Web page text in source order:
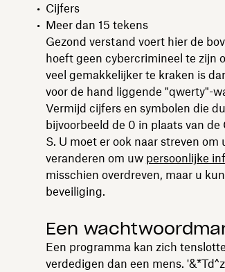
Cijfers
Meer dan 15 tekens
Gezond verstand voert hier de
hoeft geen cybercrimineel te zijn
veel gemakkelijker te kraken is
voor de hand liggende "qwerty"-
Vermijd cijfers en symbolen die
bijvoorbeeld de 0 in plaats van de
S. U moet er ook naar streven
veranderen om uw persoonlijke
misschien overdreven, maar u
beveiliging.
Een
Een programma kan zich
verdedigen dan een mens.